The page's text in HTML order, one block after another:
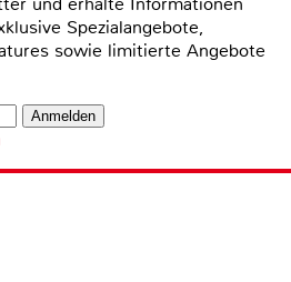
Spezialangebote,
sowie limitierte Angebote